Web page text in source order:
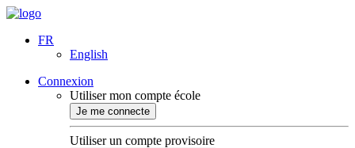
FR
English
Connexion
Utiliser mon compte école
Je me connecte
Utiliser un compte provisoire